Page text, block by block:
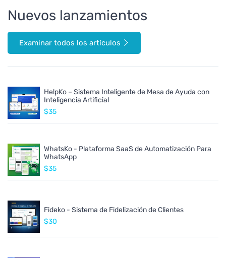
Nuevos lanzamientos
Examinar todos los artículos
HelpKo – Sistema Inteligente de Mesa de Ayuda con
Inteligencia Artificial
$35
WhatsKo - Plataforma SaaS de Automatización Para
WhatsApp
$35
Fideko - Sistema de Fidelización de Clientes
$30